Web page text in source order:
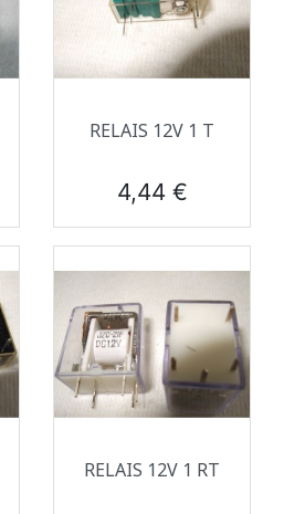
RELAIS 12V 1 T
Prix
4,44 €
RELAIS 12V 1 RT